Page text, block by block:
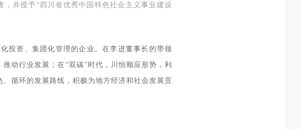
并授予“四川省优秀中国特色社会主义事业建设
投资、集团化管理的企业。在李进董事长的带领
动行业发展；在“双碳”时代，川恒顺应形势，利
循环的发展路线，积极为地方经济和社会发展贡